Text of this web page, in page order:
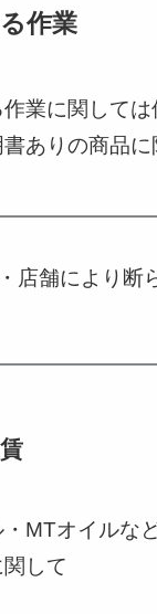
作業
業に関して
ありの商品に
店舗により断
MTオイルな
して